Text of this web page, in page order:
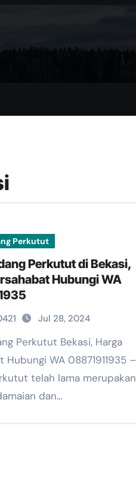
Perkutut
Perkutut di Bekasi,
Hubungi WA
Jul 28, 2024
Hubungi WA 08871911935 –
telah lama merupakan
dan…